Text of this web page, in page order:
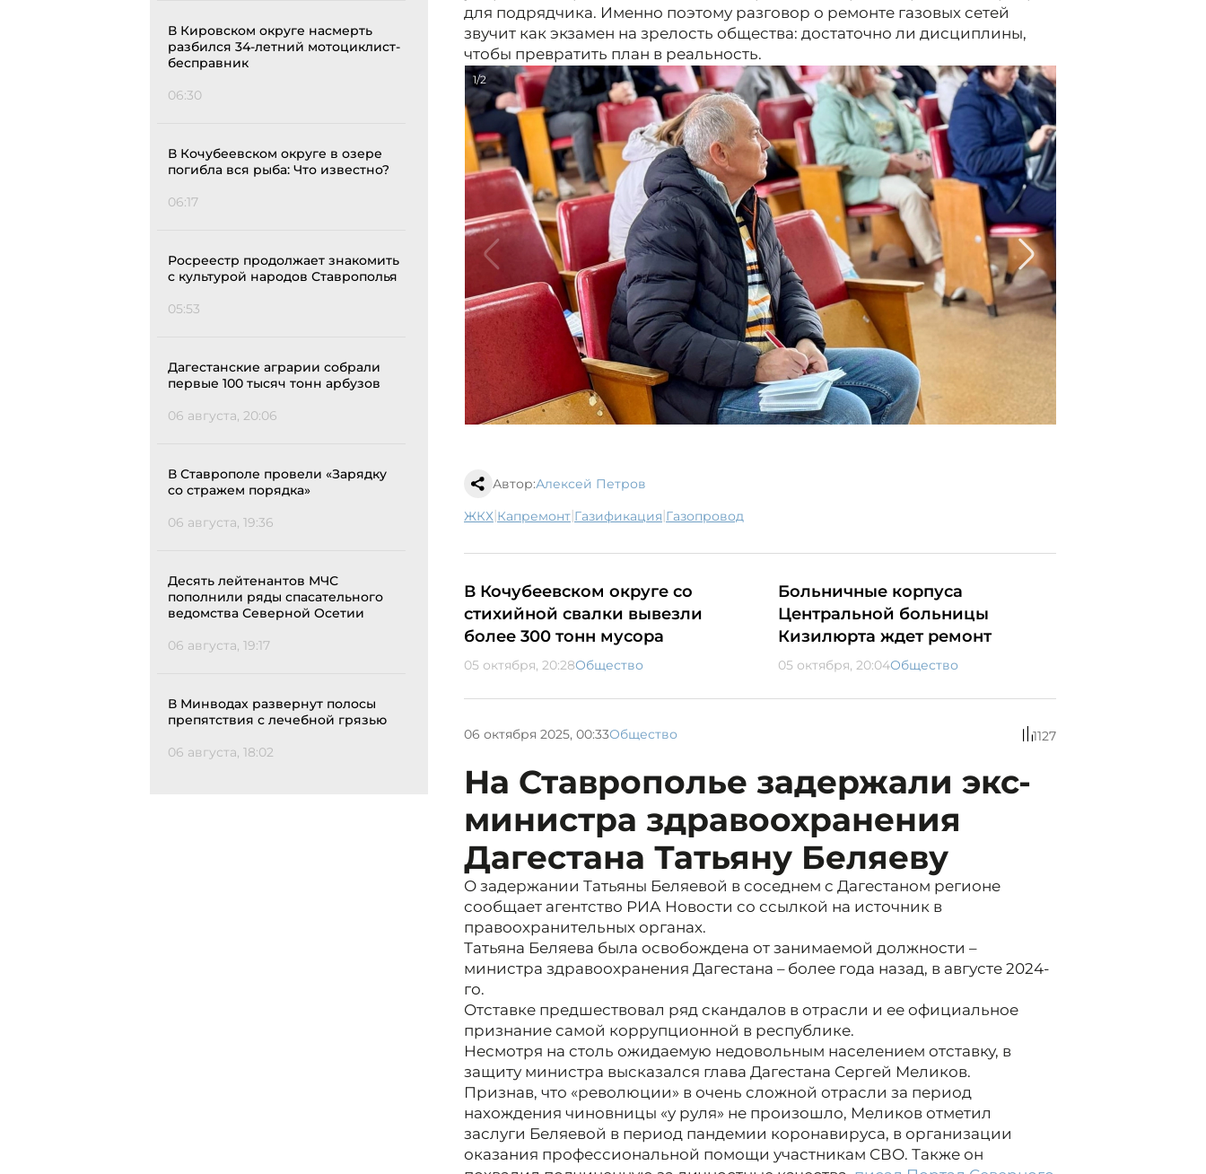
В Кировском округе насмерть
разбился 34-летний мотоциклист-
бесправник
06:30
В Кочубеевском округе в озере
погибла вся рыба: Что известно?
06:17
Росреестр продолжает знакомить
с культурой народов Ставрополья
05:53
Дагестанские аграрии собрали
первые 100 тысяч тонн арбузов
06 августа, 20:06
В Ставрополе провели «Зарядку
со стражем порядка»
06 августа, 19:36
Десять лейтенантов МЧС
пополнили ряды спасательного
ведомства Северной Осетии
06 августа, 19:17
В Минводах развернут полосы
препятствия с лечебной грязью
06 августа, 18:02
для подрядчика. Именно поэтому разговор о ремонте газовых сетей
звучит как экзамен на зрелость общества: достаточно ли дисциплины,
чтобы превратить план в реальность.
1/2
Автор:Алексей Петров
ЖКХ| капремонт| газификация| газопровод
В Кочубеевском округе со
стихийной свалки вывезли
более 300 тонн мусора
05 октября, 20:28Общество
Больничные корпуса
Центральной больницы
Кизилюрта ждет ремонт
05 октября, 20:04Общество
06 октября 2025, 00:33Общество 1127
На Ставрополье задержали экс-
министра здравоохранения
Дагестана Татьяну Беляеву
О задержании Татьяны Беляевой в соседнем с Дагестаном регионе
сообщает агентство РИА Новости со ссылкой на источник в
правоохранительных органах.
Татьяна Беляева была освобождена от занимаемой должности –
министра здравоохранения Дагестана – более года назад, в августе 2024-
го.
Отставке предшествовал ряд скандалов в отрасли и ее официальное
признание самой коррупционной в республике.
Несмотря на столь ожидаемую недовольным населением отставку, в
защиту министра высказался глава Дагестана Сергей Меликов.
Признав, что «революции» в очень сложной отрасли за период
нахождения чиновницы «у руля» не произошло, Меликов отметил
заслуги Беляевой в период пандемии коронавируса, в организации
оказания профессиональной помощи участникам СВО. Также он